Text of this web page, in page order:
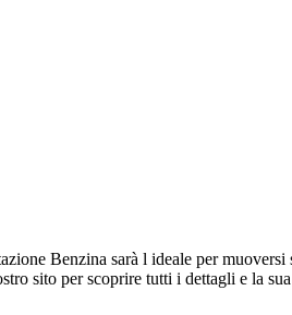
Benzina sarà l ideale per muoversi
sito per scoprire tutti i dettagli e la